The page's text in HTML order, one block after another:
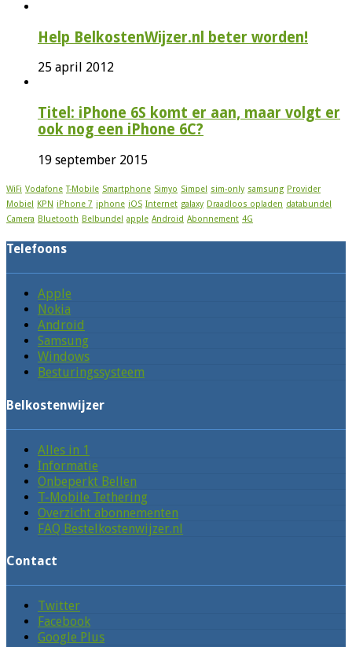
Help BelkostenWijzer.nl beter worden!
25 april 2012
Titel: iPhone 6S komt er aan, maar volgt er
ook nog een iPhone 6C?
19 september 2015
WiFi Vodafone T-Mobile Smartphone Simyo Simpel sim-only samsung Provider
Mobiel KPN iPhone 7 iphone iOS Internet galaxy Draadloos opladen databundel
Camera Bluetooth Belbundel apple Android Abonnement 4G
Telefoons
Apple
Nokia
Android
Samsung
Windows
Besturingssysteem
Belkostenwijzer
Alles in 1
Informatie
Onbeperkt Bellen
T-Mobile Tethering
Overzicht abonnementen
FAQ Bestelkostenwijzer.nl
Contact
Twitter
Facebook
Google Plus